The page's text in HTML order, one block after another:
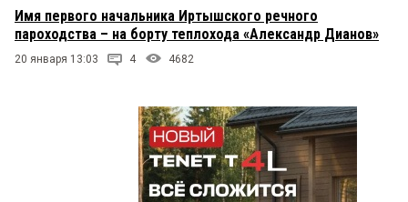
Имя первого начальника Иртышского речного
пароходства – на борту теплохода «Александр Дианов»
20 января 13:03 4 4682